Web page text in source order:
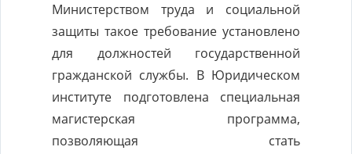
Министерством труда и социальной
защиты такое требование установлено
для должностей государственной
гражданской службы. В Юридическом
институте подготовлена специальная
магистерская программа,
позволяющая стать